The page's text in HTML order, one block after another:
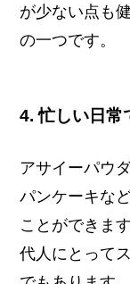
が少ない点も
の一つです。
4. 忙しい日常
アサイーパウ
パンケーキな
ことができま
代人にとって